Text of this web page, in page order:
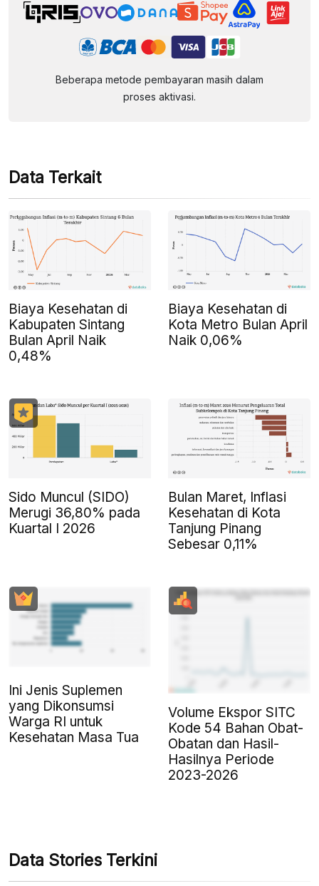
Beberapa metode pembayaran masih dalam
proses aktivasi.
Data Terkait
Biaya Kesehatan di
Kabupaten Sintang
Bulan April Naik
0,48%
Biaya Kesehatan di
Kota Metro Bulan April
Naik 0,06%
Sido Muncul (SIDO)
Merugi 36,80% pada
Kuartal I 2026
Bulan Maret, Inflasi
Kesehatan di Kota
Tanjung Pinang
Sebesar 0,11%
Ini Jenis Suplemen
yang Dikonsumsi
Warga RI untuk
Kesehatan Masa Tua
Volume Ekspor SITC
Kode 54 Bahan Obat-
Obatan dan Hasil-
Hasilnya Periode
2023-2026
Data Stories Terkini